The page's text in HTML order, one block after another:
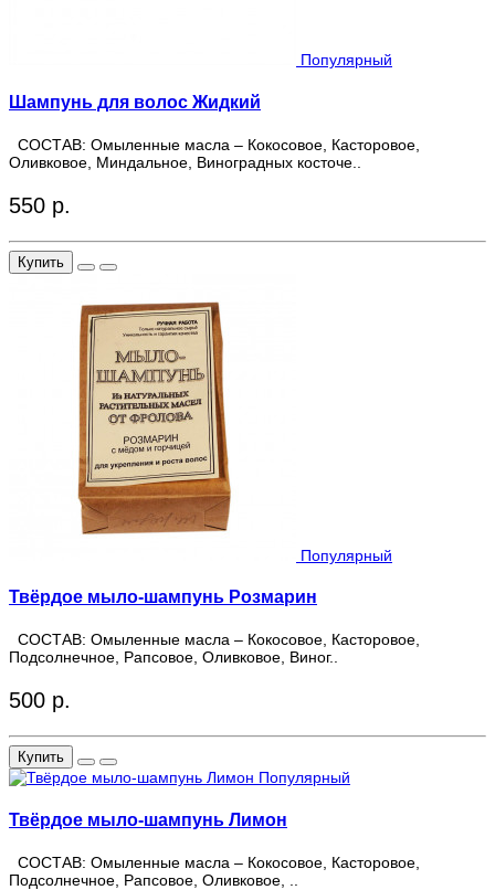
Популярный
Шампунь для волос Жидкий
СОСТАВ: Омыленные масла – Кокосовое, Касторовое,
Оливковое, Миндальное, Виноградных косточе..
550 р.
Купить
Популярный
Твёрдое мыло-шампунь Розмарин
СОСТАВ: Омыленные масла – Кокосовое, Касторовое,
Подсолнечное, Рапсовое, Оливковое, Виног..
500 р.
Купить
Популярный
Твёрдое мыло-шампунь Лимон
СОСТАВ: Омыленные масла – Кокосовое, Касторовое,
Подсолнечное, Рапсовое, Оливковое, ..